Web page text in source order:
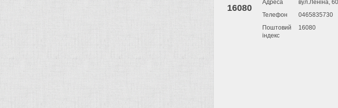
16080
Адреса
вул.Леніна, 60
Телефон
0465835730
Поштовий
індекс
16080